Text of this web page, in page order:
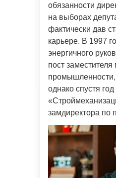
обязанности
на выборах
фактически дав
карьере. В 1997
энергичного
пост
однако спустя
замдиректора по